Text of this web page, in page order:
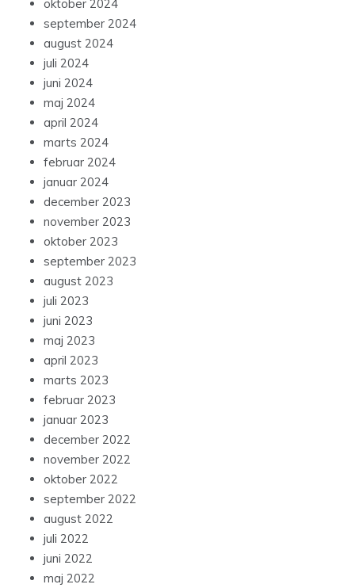
oktober 2024
september 2024
august 2024
juli 2024
juni 2024
maj 2024
april 2024
marts 2024
februar 2024
januar 2024
december 2023
november 2023
oktober 2023
september 2023
august 2023
juli 2023
juni 2023
maj 2023
april 2023
marts 2023
februar 2023
januar 2023
december 2022
november 2022
oktober 2022
september 2022
august 2022
juli 2022
juni 2022
maj 2022